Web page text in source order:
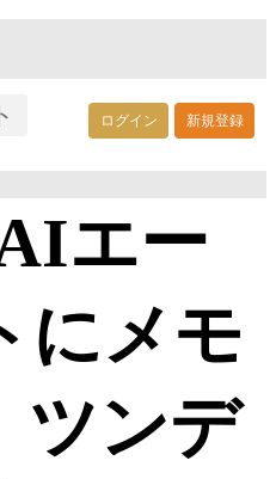
ログイン 新規登録
エー
にメモ
ンデ